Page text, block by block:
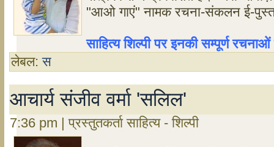
"आओ गाएं" नामक रचना-संकलन ई-
साहित्य शिल्पी पर इनकी सम्पूर्ण
लेबल:स
आचार्य संजीव वर्मा 'सलिल'
7:36 pm | प्रस्तुतकर्ता साहित्य - शिल्पी